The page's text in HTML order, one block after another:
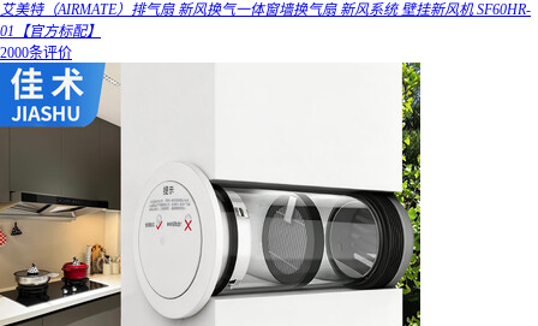
艾美特（AIRMATE）排气扇 新风换气一体窗墙换气扇 新风系统 壁挂新风机 SF60HR-
01【官方标配】
2000条评价